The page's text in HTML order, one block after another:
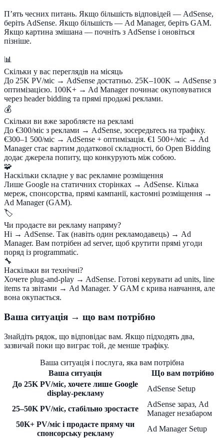
П’ять чесних питань. Якщо більшість відповідей — AdSense,
беріть AdSense. Якщо більшість — Ad Manager, беріть GAM.
Якщо картина змішана — почніть з AdSense і оновіться
пізніше.
📊
Скільки у вас переглядів на місяць
До 25K PV/міс → AdSense достатньо. 25K–100K → AdSense з
оптимізацією. 100K+ → Ad Manager починає окуповуватися
через header bidding та прямі продажі реклами.
💰
Скільки ви вже заробляєте на рекламі
До €300/міс з реклами → AdSense, зосередьтесь на трафіку.
€300–1 500/міс → AdSense + оптимізація. €1 500+/міс → Ad
Manager стає вартим додаткової складності, бо Open Bidding
додає джерела попиту, що конкурують між собою.
🧩
Наскільки складне у вас рекламне розміщення
Лише Google на статичних сторінках → AdSense. Кілька
мереж, спонсорства, прямі кампанії, кастомні розміщення →
Ad Manager (GAM).
🏷️
Чи продаєте ви рекламу напряму?
Ні → AdSense. Так (навіть один рекламодавець) → Ad
Manager. Вам потрібен ad server, щоб крутити прямі угоди
поряд із programmatic.
🔧
Наскільки ви технічні?
Хочете plug-and-play → AdSense. Готові керувати ad units, line
items та звітами → Ad Manager. У GAM є крива навчання, але
вона окупається.
Ваша ситуація → що вам потрібно
Знайдіть рядок, що відповідає вам. Якщо підходять два,
зазвичай поки що виграє той, де менше трафіку.
Ваша ситуація і послуга, яка вам потрібна
Ваша ситуація
Що вам потрібно
До 25K PV/міс, хочете лише Google
display-рекламу
AdSense Setup
25–50K PV/міс, стабільно зростаєте
AdSense зараз, Ad
Manager незабаром
50K+ PV/міс і продаєте пряму чи
спонсорську рекламу
Ad Manager Setup